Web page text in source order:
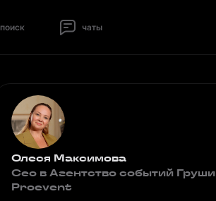
поиск чаты
Олеся Максимова
Сео в Агентство событий Груши
Proevent